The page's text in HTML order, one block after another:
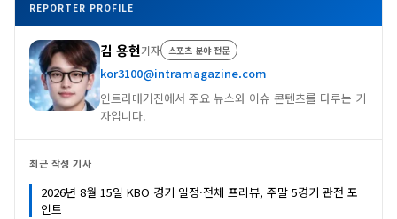
REPORTER PROFILE
김 용현기자 스포츠 분야 전문
kor3100@intramagazine.com
인트라매거진에서 주요 뉴스와 이슈 콘텐츠를 다루는 기
자입니다.
최근 작성 기사
2026년 8월 15일 KBO 경기 일정·전체 프리뷰, 주말 5경기 관전 포
인트